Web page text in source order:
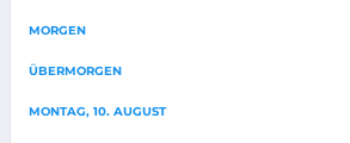
MORGEN
ÜBERMORGEN
MONTAG, 10. AUGUST